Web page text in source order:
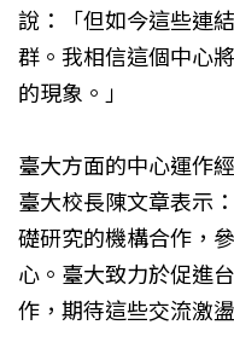
說：「但如今這些連
群。我相信這個中心
的現象。」
臺大方面的中心運作
臺大校長陳文章表示
礎研究的機構合作，
心。臺大致力於促進
作，期待這些交流激